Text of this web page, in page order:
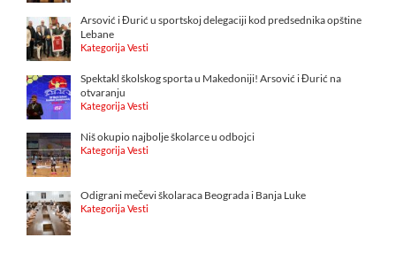
Arsović i Đurić u sportskoj delegaciji kod predsednika opštine
Lebane
Kategorija Vesti
Spektakl školskog sporta u Makedoniji! Arsović i Đurić na
otvaranju
Kategorija Vesti
Niš okupio najbolje školarce u odbojci
Kategorija Vesti
Odigrani mečevi školaraca Beograda i Banja Luke
Kategorija Vesti